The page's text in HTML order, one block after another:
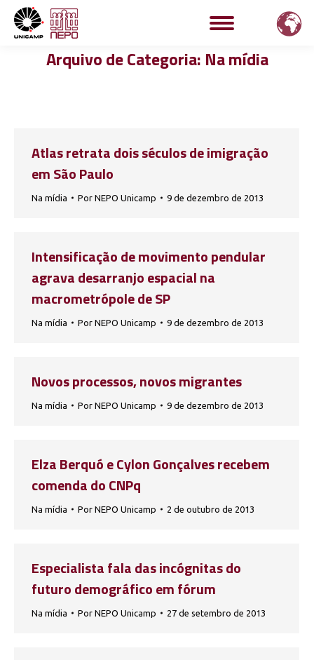
Arquivo de Categoria: Na mídia
Atlas retrata dois séculos de imigração
em São Paulo
Na mídia Por NEPO Unicamp 9 de dezembro de 2013
Intensificação de movimento pendular
agrava desarranjo espacial na
macrometrópole de SP
Na mídia Por NEPO Unicamp 9 de dezembro de 2013
Novos processos, novos migrantes
Na mídia Por NEPO Unicamp 9 de dezembro de 2013
Elza Berquó e Cylon Gonçalves recebem
comenda do CNPq
Na mídia Por NEPO Unicamp 2 de outubro de 2013
Especialista fala das incógnitas do
futuro demográfico em fórum
Na mídia Por NEPO Unicamp 27 de setembro de 2013